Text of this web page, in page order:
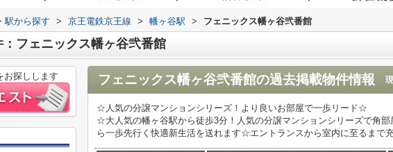
駅から探す > 京王電鉄京王線 > 幡ヶ谷駅 > フェニックス幡ヶ谷弐番館
フェニックス幡ヶ谷弐番館
フェニックス幡ヶ谷弐番館の過去掲載物件情報
☆人気の分譲マンションシリーズ！より良いお部屋で一歩リード☆
☆大人気の幡ヶ谷駅から徒歩3分！人気の分譲マンションシリーズで角
ら一歩先行く快適新生活を送れます☆エントランスから室内に至るまで
探しします